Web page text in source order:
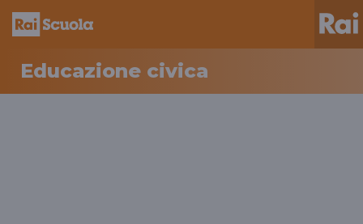
Educazione civica